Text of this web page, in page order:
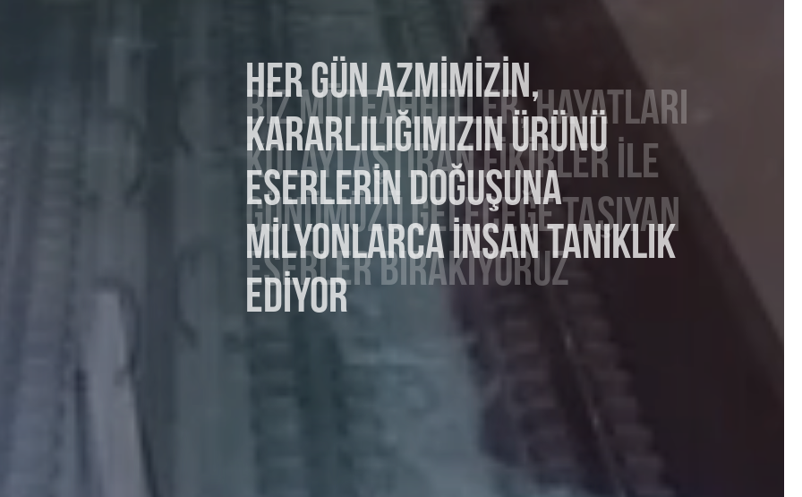
HER GÜN AZMIMIZIN,
KARARLILIĞIMIZIN ÜRÜNÜ
ESERLERIN DOĞUŞUNA
MILYONLARCA INSAN TANIKLIK
EDIYOR